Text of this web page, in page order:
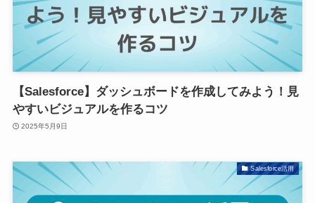
【Salesforce】ダッシュボードを作成してみよう！見
やすいビジュアルを作るコツ
2025年5月9日
Salesforce活用